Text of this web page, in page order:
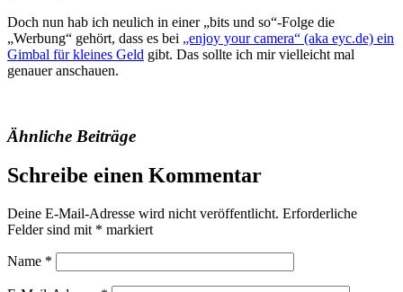
Doch nun hab ich neulich in einer „bits und so“-Folge die
„Werbung“ gehört, dass es bei „enjoy your camera“ (aka eyc.de) ein
Gimbal für kleines Geld gibt. Das sollte ich mir vielleicht mal
genauer anschauen.
Ähnliche Beiträge
Schreibe einen Kommentar
Deine E-Mail-Adresse wird nicht veröffentlicht. Erforderliche
Felder sind mit * markiert
Name *